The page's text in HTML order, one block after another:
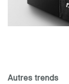
Autres trends